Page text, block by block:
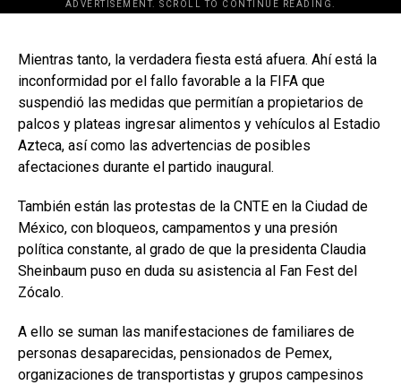
ADVERTISEMENT. SCROLL TO CONTINUE READING.
[adsforwp id="243463"]
Mientras tanto, la verdadera fiesta está afuera. Ahí está la
inconformidad por el fallo favorable a la FIFA que
suspendió las medidas que permitían a propietarios de
palcos y plateas ingresar alimentos y vehículos al Estadio
Azteca, así como las advertencias de posibles
afectaciones durante el partido inaugural.
También están las protestas de la CNTE en la Ciudad de
México, con bloqueos, campamentos y una presión
política constante, al grado de que la presidenta Claudia
Sheinbaum puso en duda su asistencia al Fan Fest del
Zócalo.
A ello se suman las manifestaciones de familiares de
personas desaparecidas, pensionados de Pemex,
organizaciones de transportistas y grupos campesinos